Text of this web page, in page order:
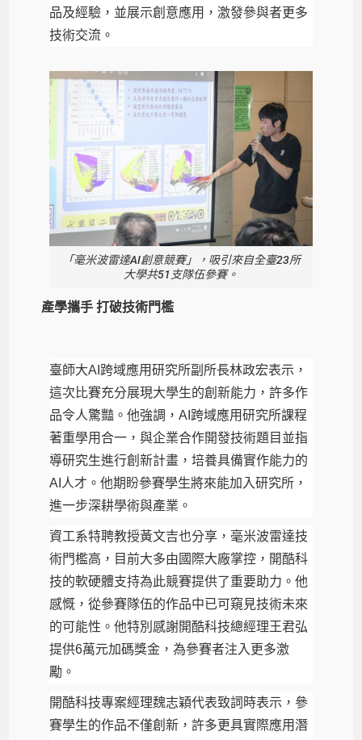
品及經驗，並展示創意應用，激發參與者更多
技術交流。
「毫米波雷達AI創意競賽」，吸引來自全臺23所
大學共51支隊伍參賽。
產學攜手 打破技術門檻
臺師大AI跨域應用研究所副所長林政宏表示，
這次比賽充分展現大學生的創新能力，許多作
品令人驚豔。他強調，AI跨域應用研究所課程
著重學用合一，與企業合作開發技術題目並指
導研究生進行創新計畫，培養具備實作能力的
AI人才。他期盼參賽學生將來能加入研究所，
進一步深耕學術與產業。
資工系特聘教授黃文吉也分享，毫米波雷達技
術門檻高，目前大多由國際大廠掌控，開酷科
技的軟硬體支持為此競賽提供了重要助力。他
感慨，從參賽隊伍的作品中已可窺見技術未來
的可能性。他特別感謝開酷科技總經理王君弘
提供6萬元加碼獎金，為參賽者注入更多激
勵。
開酷科技專案經理魏志穎代表致詞時表示，參
賽學生的作品不僅創新，許多更具實際應用潛